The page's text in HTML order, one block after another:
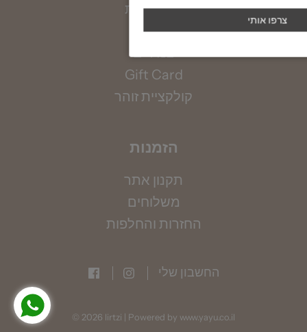
מדידת קוטר צמיד
בס"מ, תוכלי להשתמש גם בסרט מדידה.
שרשראות
עגילים
צמידים
Gift Card
קולקציית זוהר
הזמנות
תקנון אתר
משלוחים
החזרות והחלפות
החשבון שלי
© 2026 lirtzi | Powered by www.yayu.co.il